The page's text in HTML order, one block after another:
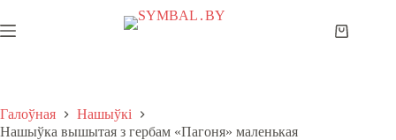
to
content
Shopping
Галоўная
Нашыўкі
Нашыўка вышытая з гербам «Пагоня» маленькая